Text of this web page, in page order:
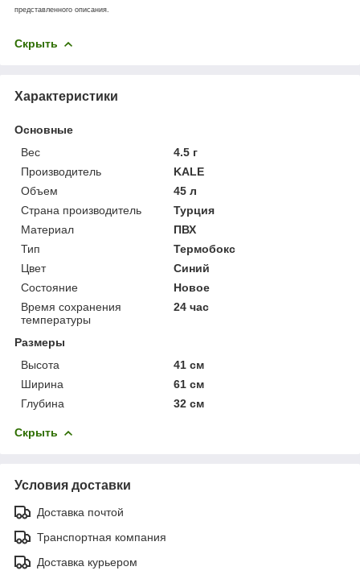
представленного описания.
Скрыть
Характеристики
Основные
Вес
4.5 г
Производитель
KALE
Объем
45 л
Страна производитель
Турция
Материал
ПВХ
Тип
Термобокс
Цвет
Синий
Состояние
Новое
Время сохранения
температуры
24 час
Размеры
Высота
41 см
Ширина
61 см
Глубина
32 см
Скрыть
Условия доставки
Доставка почтой
Транспортная компания
Доставка курьером